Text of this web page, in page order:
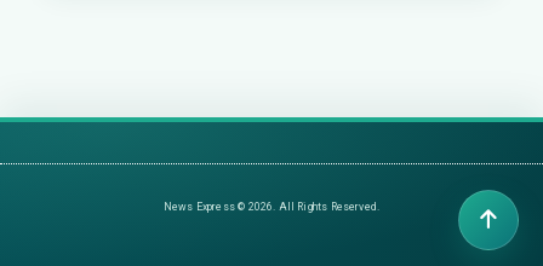
News Express © 2026. All Rights Reserved.